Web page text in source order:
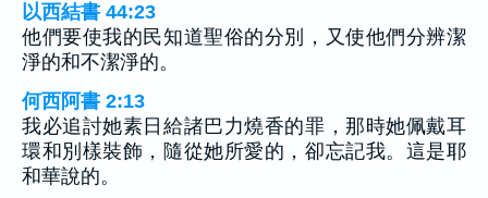
以西結書 44:23
他們要使我的民知道聖俗的分別，又使他們分辨潔
淨的和不潔淨的。
何西阿書 2:13
我必追討她素日給諸巴力燒香的罪，那時她佩戴耳
環和別樣裝飾，隨從她所愛的，卻忘記我。這是耶
和華說的。